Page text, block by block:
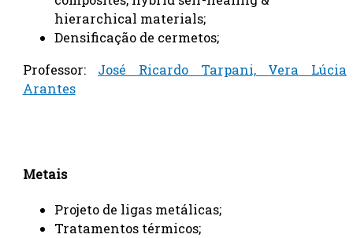
hierarchical materials;
Densificação de cermetos;
Professor: José Ricardo Tarpani, Vera Lúcia
Arantes
Metais
Projeto de ligas metálicas;
Tratamentos térmicos;